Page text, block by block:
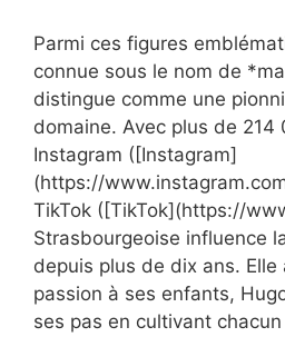
Parmi ces figures
connue sous le nom de
distingue comme une
domaine. Avec plus de
Instagram ([Instagram]
(https://
TikTok ([TikTok](https://
Strasbourgeoise influence
depuis plus de dix ans.
passion à ses enfants,
ses pas en cultivant